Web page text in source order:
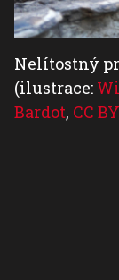
Nelítostný
(ilustrace:
Bardot, CC